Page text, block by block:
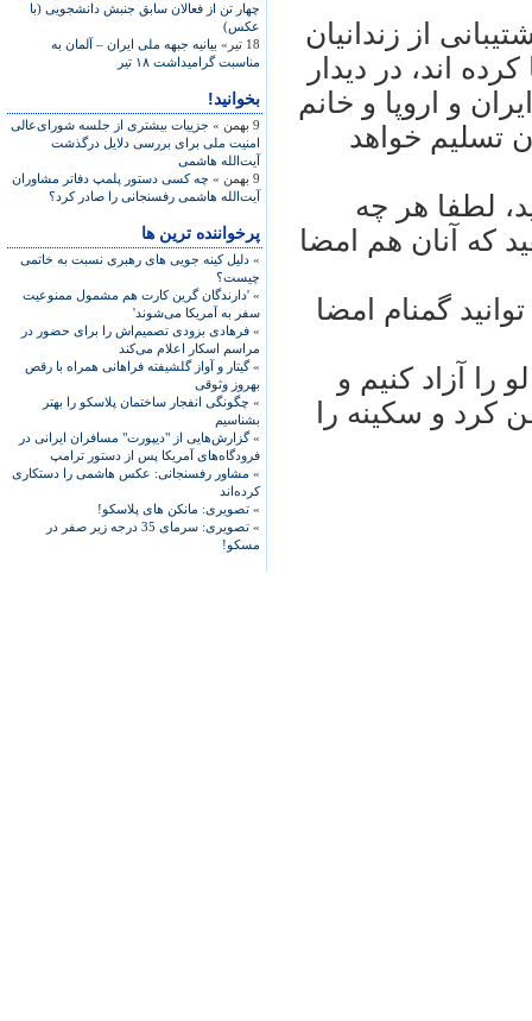
چهار تن از فعالان سابق جنبش دانشجويی (با
عکس)
18 تیر»
بيانيه جبهه ملی ايران – آلمان به
مناسبت گراميداشت ۱۸ تير
بخوانید!
9 بهمن »
جزییات بیشتری از جلسه شورای‌عالی
امنیت ملی برای بررسی دلایل درگذشت
آیت‌الله هاشمی
9 بهمن »
چه کسی دستور پلمپ دفاتر مشاوران
آیت‌الله هاشمی رفسنجانی را صادر کرد؟
پرخواننده ترین ها
» دلیل کینه جویی های رهبری نسبت به خاتمی
چیست؟
» 'دارندگان گرین کارت هم مشمول ممنوعیت
سفر به آمریکا می‌شوند'
» فرهادی بزودی تصمیم‌اش را برای حضور در
مراسم اسکار اعلام می‌کند
»گیتار و آواز گلشیفته فراهانی همراه با رقص
بهروز وثوقی
» چگونگی انفجار ساختمان پلاسکو را بهتر
بشناسیم
»گزارش‌هایی از "دیپورت" مسافران ایرانی در
فرودگاه‌های آمریکا پس از دستور ترامپ
» مشاور رفسنجانی: عکس هاشمی را دستکاری
کرده‌اند
» تصویری: مانکن های پلاسکو!
»
تصویری: سرمای 35 درجه زیر صفر در
مسکو!
از زندانیان
اند، در دیدار
و اروپا و خانم
تسلیم خواهد
لطفا هر چه
که آنان هم امضا
گمنام امضا
را آزاد کنیم و
کرد و سکینه را